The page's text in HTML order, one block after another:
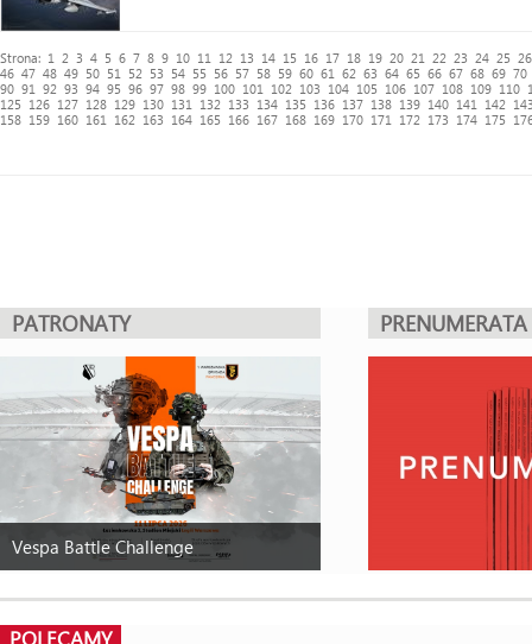
Strona: 1 2 3 4 5 6 7 8 9 10 11 12 13 14 15 16 17 18 19 20 21 22 23 24 25
26
46 47 48 49 50 51 52 53 54 55 56 57 58 59 60 61 62 63 64 65 66 67 68 69 70
90 91 92 93 94 95 96 97 98 99 100 101 102 103 104 105 106 107 108 109 110
125
126 127 128 129 130 131 132 133 134 135 136 137 138 139 140 141 142
158 159 160 161 162 163 164 165 166 167 168 169 170 171 172 173 174 175
PATRONATY
Vespa Battle Challenge
PRENUMERATA